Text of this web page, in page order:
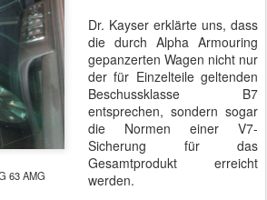
63 AMG
Dr. Kayser erklärte uns, dass
die durch Alpha Armouring
gepanzerten Wagen nicht nur
der für Einzelteile geltenden
Beschussklasse B7
entsprechen, sondern sogar
die Normen einer V7-
Sicherung für das
Gesamtprodukt erreicht
werden.